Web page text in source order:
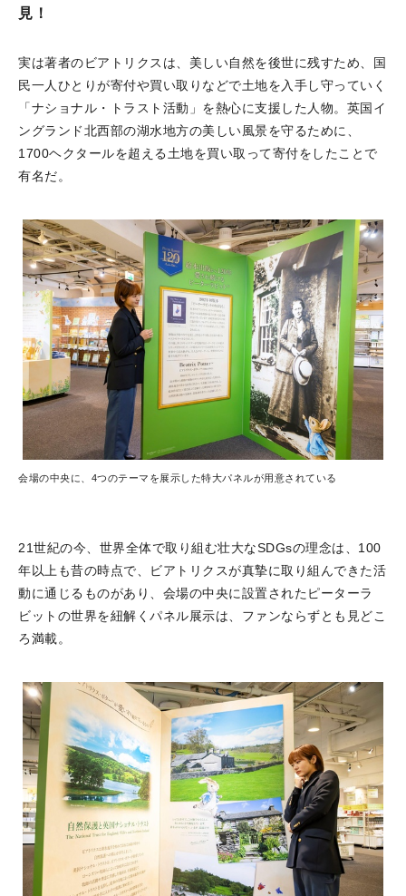
見！
実は著者のビアトリクスは、美しい自然を後世に残すため、国
民一人ひとりが寄付や買い取りなどで土地を入手し守っていく
「ナショナル・トラスト活動」を熱心に支援した人物。英国イ
ングランド北西部の湖水地方の美しい風景を守るために、
1700ヘクタールを超える土地を買い取って寄付をしたことで
有名だ。
会場の中央に、4つのテーマを展示した特大パネルが用意されている
21世紀の今、世界全体で取り組む壮大なSDGsの理念は、100
年以上も昔の時点で、ビアトリクスが真摯に取り組んできた活
動に通じるものがあり、会場の中央に設置されたピーターラ
ビットの世界を紐解くパネル展示は、ファンならずとも見どこ
ろ満載。